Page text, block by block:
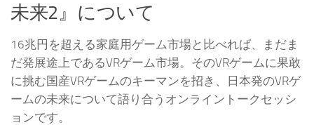
未来2』について
16兆円を超える家庭用ゲーム市場と比べれば、まだま
だ発展途上であるVRゲーム市場。そのVRゲームに果敢
に挑む国産VRゲームのキーマンを招き、日本発のVRゲ
ームの未来について語り合うオンライントークセッシ
ョンです。